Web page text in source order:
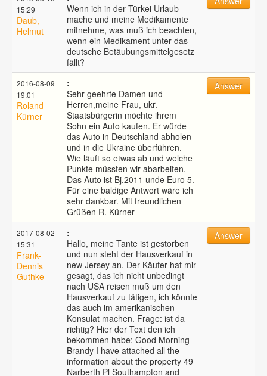
15:29
Daub,
Helmut
Wenn ich in der Türkei Urlaub
mache und meine Medikamente
mitnehme, was muß ich beachten,
wenn ein Medikament unter das
deutsche Betäubungsmittelgesetz
fällt?
2016-08-09
19:01
Roland
Kürner
:
Sehr geehrte Damen und
Herren,meine Frau, ukr.
Staatsbürgerin möchte ihrem
Sohn ein Auto kaufen. Er würde
das Auto in Deutschland abholen
und in die Ukraine überführen.
Wie läuft so etwas ab und welche
Punkte müssten wir abarbeiten.
Das Auto ist Bj.2011 unde Euro 5.
Für eine baldige Antwort wäre ich
sehr dankbar. Mit freundlichen
Grüßen R. Kürner
Answer
2017-08-02
15:31
Frank-
Dennis
Guthke
:
Hallo, meine Tante ist gestorben
und nun steht der Hausverkauf in
new Jersey an. Der Käufer hat mir
gesagt, das ich nicht unbedingt
nach USA reisen muß um den
Hausverkauf zu tätigen, ich könnte
das auch im amerikanischen
Konsulat machen. Frage: ist da
richtig? Hier der Text den ich
bekommen habe: Good Morning
Brandy I have attached all the
information about the property 49
Narberth Pl Southampton and
Answer